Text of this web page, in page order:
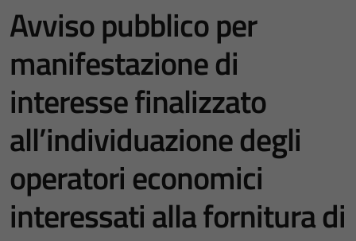
Avviso pubblico per
manifestazione di
interesse finalizzato
all’individuazione degli
operatori economici
interessati alla fornitura di